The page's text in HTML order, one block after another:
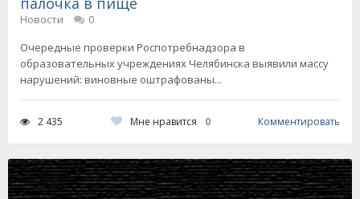
Новости
0
Очередные проверки Роспотребнадзора в
образовательных учреждениях Челябинска выявили массу
нарушений: виновные оштрафованы...
2 435 Мне нравится 0 Комментировать